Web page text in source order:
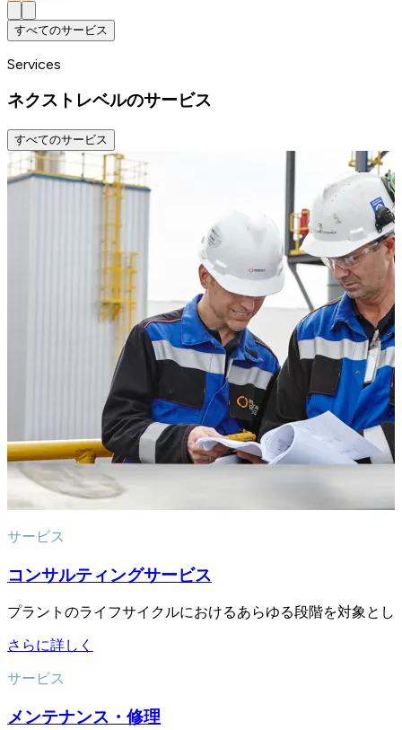
すべてのサービス
Services
ネクストレベルのサービス
すべてのサービス
サービス
コンサルティングサービス
プラントのライフサイクルにおけるあらゆる段階を対象と
さらに詳しく
サービス
メンテナンス・修理